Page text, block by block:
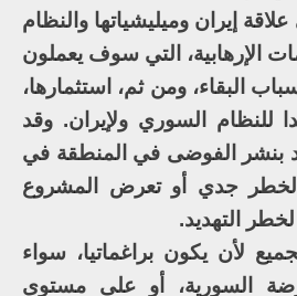
إيران وميليشياتها والنظام
الإرهابية، التي سوف يعملون
البقاء، ومن ثم، استثمارها،
للنظام السوري ولإيران. وقد
بنشر الفوضى في المنطقة في
جدي أو تعرض المشروع
التهديد.
لأن يكون براغماتيا، سواء
السورية، أو على مستوى